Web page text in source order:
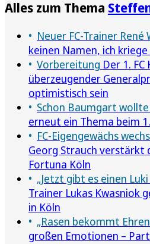
Alles zum Thema
Neuer FC-Trainer René
keinen Namen, ich kriege
Vorbereitung Der 1.
überzeugender
optimistisch sein
Schon Baumgart
erneut ein Thema beim
FC-Eigengewächs
Georg Strauch verstärkt
Fortuna Köln
„Jetzt gibt es einen Luki
Trainer Lukas Kwasniok
in Köln
„Rasen bekommt
großen Emotionen –